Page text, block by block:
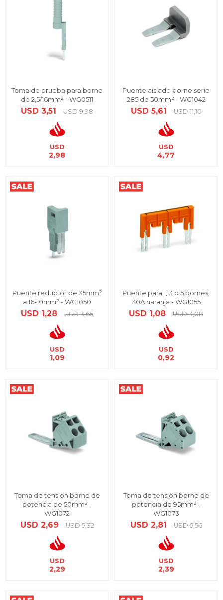
Toma de prueba para borne
de 2,5/16mm² - WG0511
USD 3,51 USD 9,98
USD
2,98
Puente aislado borne serie
285 de 50mm² - WG1042
USD 5,61 USD 11,10
USD
4,77
Puente reductor de 35mm²
a 16-10mm² - WG1050
USD 1,28 USD 3,65
USD
1,09
Puente para 1, 3 o 5 bornes,
30A naranja - WG1055
USD 1,08 USD 3,08
USD
0,92
Toma de tensión borne de
potencia de 50mm² -
WG1072
USD 2,69 USD 5,32
USD
2,29
Toma de tensión borne de
potencia de 95mm² -
WG1073
USD 2,81 USD 5,56
USD
2,39